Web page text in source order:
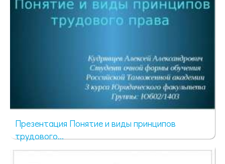
Презентация Понятие и виды принципов
трудового...
3770 просмотров